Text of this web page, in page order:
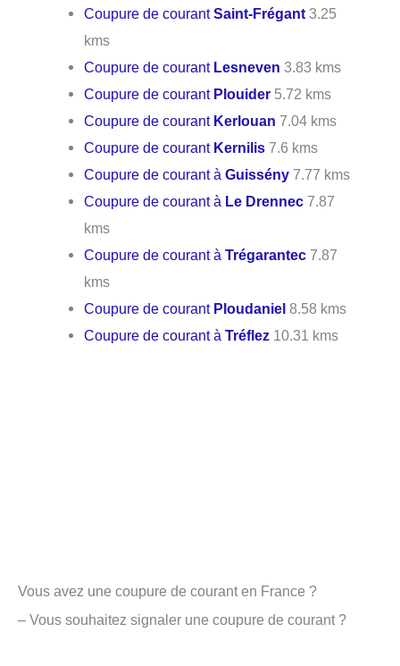
Coupure de courantSaint-Frégant 3.25
kms
Coupure de courant Lesneven 3.83 kms
Coupure de courant Plouider 5.72 kms
Coupure de courant Kerlouan 7.04 kms
Coupure de courant Kernilis 7.6 kms
Coupure de courant àGuissény 7.77 kms
Coupure de courant à Le Drennec 7.87
kms
Coupure de courant àTrégarantec 7.87
kms
Coupure de courant Ploudaniel 8.58 kms
Coupure de courant àTréflez 10.31 kms
Vous avez une coupure de courant en France ?
– Vous souhaitez signaler une coupure de courant ?